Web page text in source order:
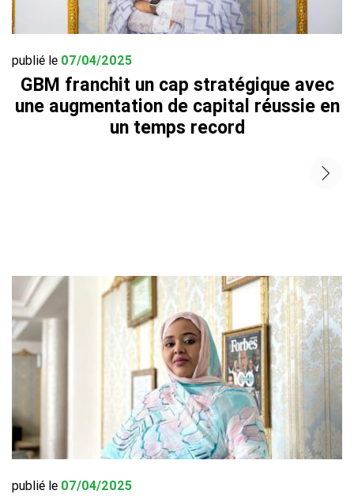
publié le 07/04/2025
GBM franchit un cap stratégique avec
une augmentation de capital réussie en
un temps record
publié le 07/04/2025